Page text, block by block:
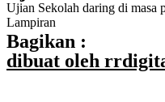
Ujian Sekolah daring di masa
Lampiran
Bagikan :
dibuat oleh